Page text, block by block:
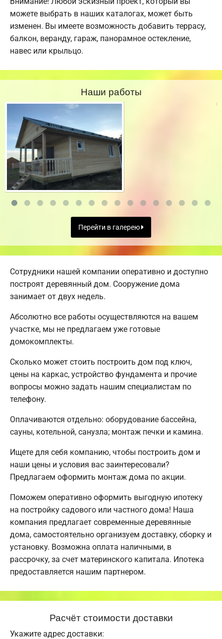
можете выбрать в наших каталогах, может быть
изменен. Вы имеете возможность добавить террасу,
балкон, веранду, гараж, панорамное остекление,
навес или крыльцо.
Наши работы
Перейти в галерею
Сотрудники нашей компании оперативно и доступно
построят деревянный дом. Сооружение дома
занимает от двух недель.
Абсолютно все работы осуществляются на вашем
участке, мы не предлагаем уже готовые
домокомплекты.
Сколько может стоить построить дом под ключ,
цены на каркас, устройство фундамента и прочие
вопросы можно задать нашим специалистам по
телефону.
Оплачиваются отдельно: оборудование бассейна,
сауны, котельной, санузла; монтаж печки и камина.
Ищете для себя компанию, чтобы построить дом и
наши цены и условия вас заинтересовали?
Предлагаем оформить монтаж дома по акции.
Поможем оперативно оформить выгодную ипотеку
на постройку садового или частного дома! Наша
компания предлагает современные деревянные
дома, самостоятельно организуем доставку, сборку и
установку. Возможна оплата наличными, в
рассрочку, за счет материнского капитала. Ипотека
предоставляется нашим партнером.
Расчёт стоимости доставки
Укажите адрес доставки: